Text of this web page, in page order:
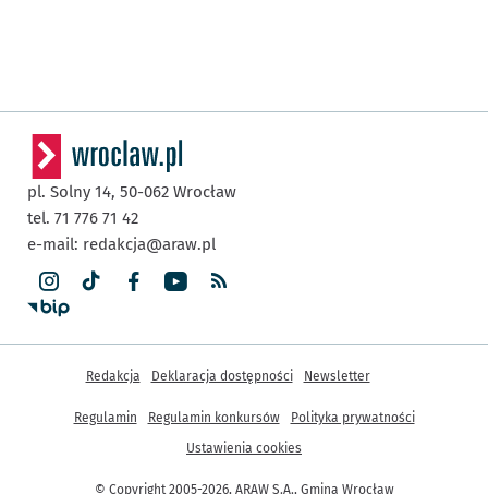
pl. Solny 14, 50-062 Wrocław
tel. 71 776 71 42
e-mail: redakcja@araw.pl
© Copyright 2005-2026, ARAW S.A., Gmina Wrocław
Inne informacje
Redakcja Deklaracja dostępności Newsletter
Regulamin Regulamin konkursów
Polityka prywatności
Ustawienia cookies